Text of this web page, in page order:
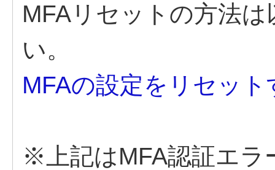
MFAリセットの方法
い。
MFAの設定をリセッ
※上記はMFA認証エラ